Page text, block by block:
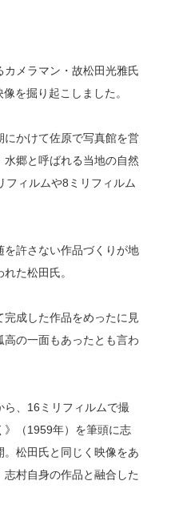
メラマン・故松田光雅氏
を掘り起こしました。
かけて佐原で写真館を営
郷と呼ばれる当地の自然
フィルムや8ミリフィルム
許さない作品づくりが地
た松田氏。
完成した作品をめったに見
の一面もあったとも言わ
ら、16ミリフィルムで撮
》（1959年）を筆頭に志
松田氏と同じく映像をあ
村自身の作品と融合した